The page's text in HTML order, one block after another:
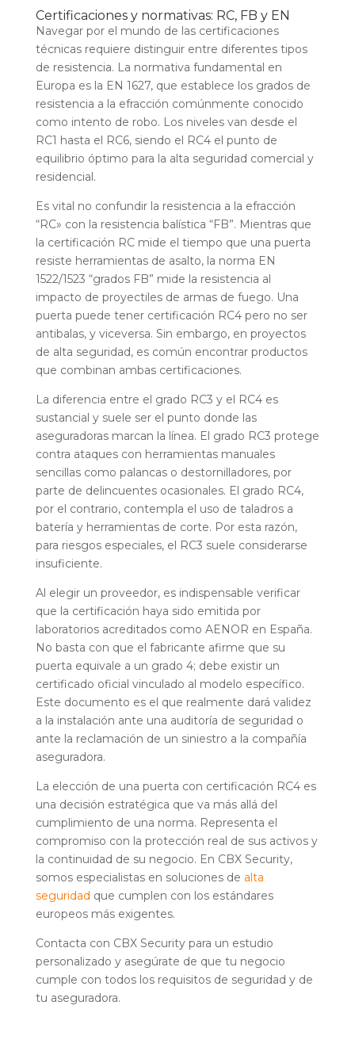
Certificaciones y normativas: RC, FB y EN
Navegar por el mundo de las certificaciones
técnicas requiere distinguir entre diferentes tipos
de resistencia. La normativa fundamental en
Europa es la EN 1627, que establece los grados de
resistencia a la efracción comúnmente conocido
como intento de robo. Los niveles van desde el
RC1 hasta el RC6, siendo el RC4 el punto de
equilibrio óptimo para la alta seguridad comercial y
residencial.
Es vital no confundir la resistencia a la efracción
“RC» con la resistencia balística “FB”. Mientras que
la certificación RC mide el tiempo que una puerta
resiste herramientas de asalto, la norma EN
1522/1523 “grados FB” mide la resistencia al
impacto de proyectiles de armas de fuego. Una
puerta puede tener certificación RC4 pero no ser
antibalas, y viceversa. Sin embargo, en proyectos
de alta seguridad, es común encontrar productos
que combinan ambas certificaciones.
La diferencia entre el grado RC3 y el RC4 es
sustancial y suele ser el punto donde las
aseguradoras marcan la línea. El grado RC3 protege
contra ataques con herramientas manuales
sencillas como palancas o destornilladores, por
parte de delincuentes ocasionales. El grado RC4,
por el contrario, contempla el uso de taladros a
batería y herramientas de corte. Por esta razón,
para riesgos especiales, el RC3 suele considerarse
insuficiente.
Al elegir un proveedor, es indispensable verificar
que la certificación haya sido emitida por
laboratorios acreditados como AENOR en España.
No basta con que el fabricante afirme que su
puerta equivale a un grado 4; debe existir un
certificado oficial vinculado al modelo específico.
Este documento es el que realmente dará validez
a la instalación ante una auditoría de seguridad o
ante la reclamación de un siniestro a la compañía
aseguradora.
La elección de una puerta con certificación RC4 es
una decisión estratégica que va más allá del
cumplimiento de una norma. Representa el
compromiso con la protección real de sus activos y
la continuidad de su negocio. En CBX Security,
somos especialistas en soluciones de alta
seguridad que cumplen con los estándares
europeos más exigentes.
Contacta con CBX Security para un estudio
personalizado y asegúrate de que tu negocio
cumple con todos los requisitos de seguridad y de
tu aseguradora.